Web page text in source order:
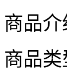
商品介
商品